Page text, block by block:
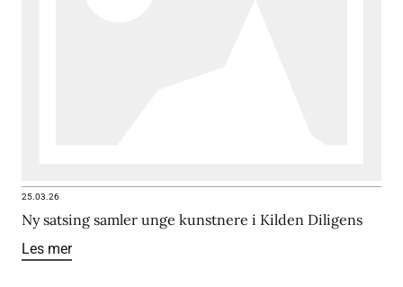
25.03.26
Ny satsing samler unge kunstnere i Kilden Diligens
Les mer